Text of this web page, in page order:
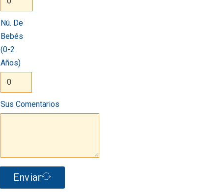
Nú. De
Bebés
(0-2
Años)
Sus Comentarios
Enviar